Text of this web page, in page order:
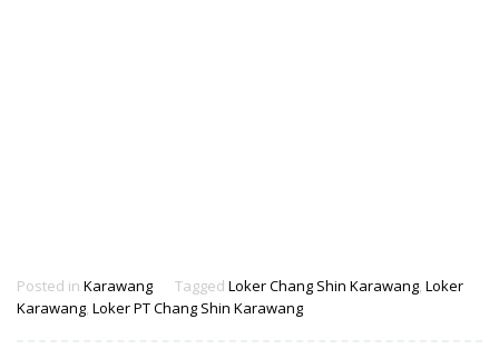
Posted in Karawang Tagged Loker Chang Shin Karawang Loker
Karawang Loker PT Chang Shin Karawang